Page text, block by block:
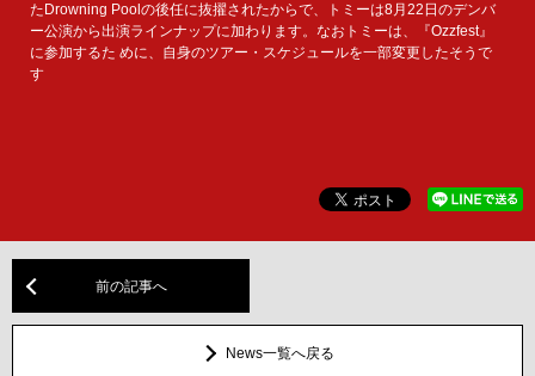
たDrowning Poolの後任に抜擢されたからで、トミーは8月22日のデンバ
ー公演から出演ラインナップに加わります。なおトミーは、『Ozzfest』
に参加するた めに、自身のツアー・スケジュールを一部変更したそうで
す
前の記事へ
News一覧へ戻る